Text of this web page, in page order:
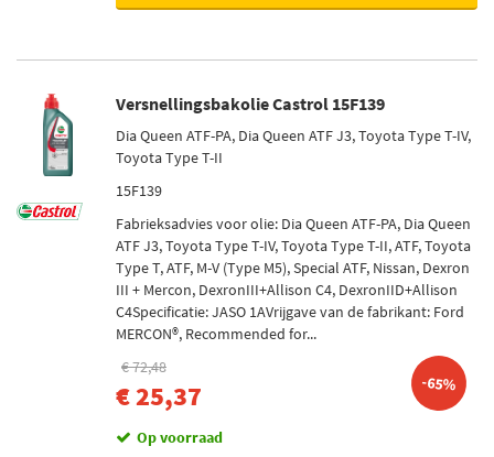
585 (5)
720 (5)
150 (1)
Toon meer
Netbreedte [mm]
Versnellingsbakolie Castrol 15F139
Dia Queen ATF-PA, Dia Queen ATF J3, Toyota Type T-IV,
Toyota Type T-II
15F139
Fabrieksadvies voor olie: Dia Queen ATF-PA, Dia Queen
ATF J3, Toyota Type T-IV, Toyota Type T-II, ATF, Toyota
Type T, ATF, M-V (Type M5), Special ATF, Nissan, Dexron
III + Mercon, DexronIII+Allison C4, DexronIID+Allison
C4Specificatie: JASO 1AVrijgave van de fabrikant: Ford
MERCON®, Recommended for...
€ 72,48
€ 25,37 -65%
Op voorraad